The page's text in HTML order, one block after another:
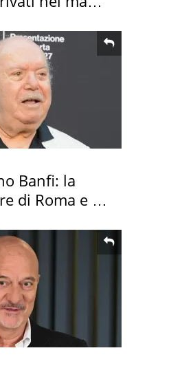
Banfi: la
di Roma e i